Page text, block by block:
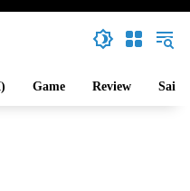
Game Review Sains